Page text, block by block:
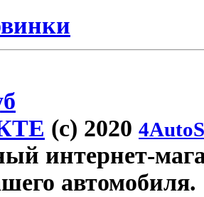
(c) 2020
интернет-
автомобиля.